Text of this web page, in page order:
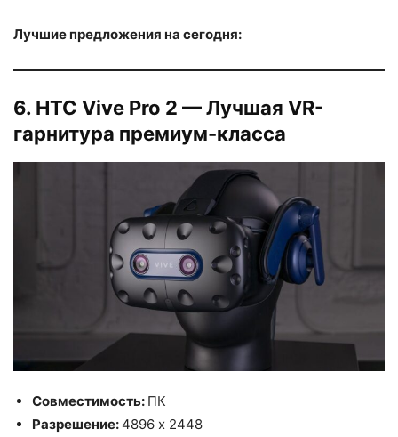
Лучшие предложения на сегодня:
6. HTC Vive Pro 2 — Лучшая VR-
гарнитура премиум-класса
Совместимость: ПК
Разрешение:4896 х 2448